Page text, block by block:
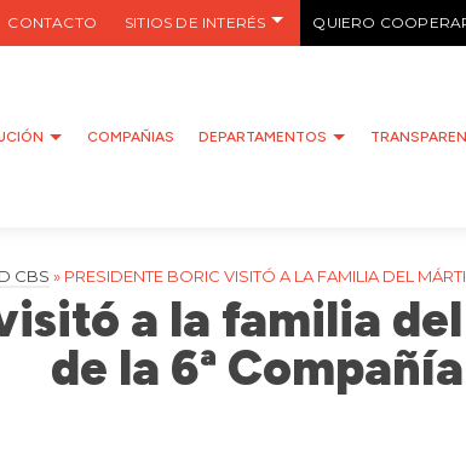
CONTACTO SITIOS DE INTERÉS QUIERO
COMPAÑIAS DEPARTAMENTOS
CBS » PRESIDENTE BORIC VISITÓ A LA FAMILIA DEL
a la familia
de la 6ª Compañía